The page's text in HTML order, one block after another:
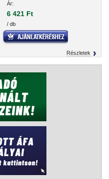
Ár:
6 421 Ft
/ db
Részletek